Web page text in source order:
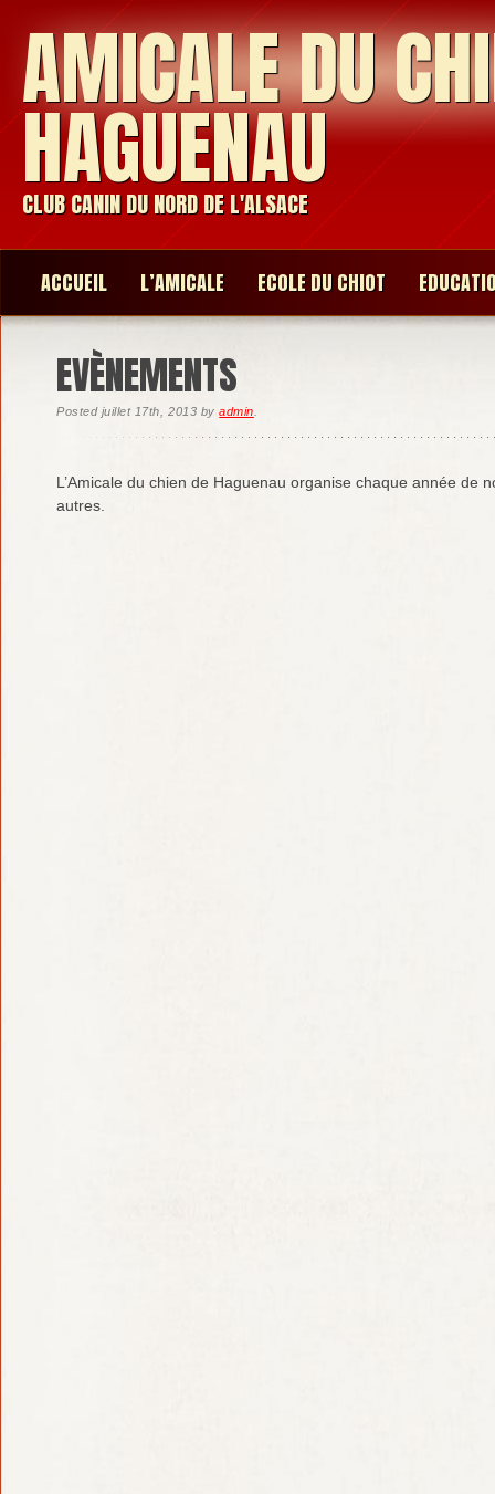
AMICALE DU
HAGUENAU
CLUB CANIN DU NORD DE L'ALSACE
ACCUEIL L’AMICALE ECOLE DU CHIOT
EVÈNEMENTS
Posted juillet 17th, 2013 byadmin
L’Amicale du chien de Haguenau organise chaque année de
autres.